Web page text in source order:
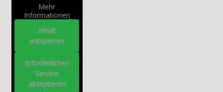
Mehr
Informationen
Inhalt
entsperren
Erforderlichen
Service
akzeptieren